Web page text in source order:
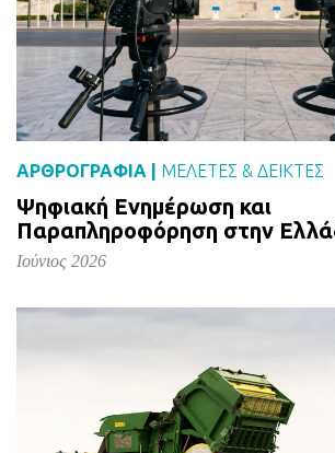
ΑΡΘΡΟΓΡΑΦΙΑ | ΜΕΛΈΤΕΣ & ΔΕΙΚΤΕΣ
Ψηφιακή Ενημέρωση και
Παραπληροφόρηση στην
Ιούνιος 2026